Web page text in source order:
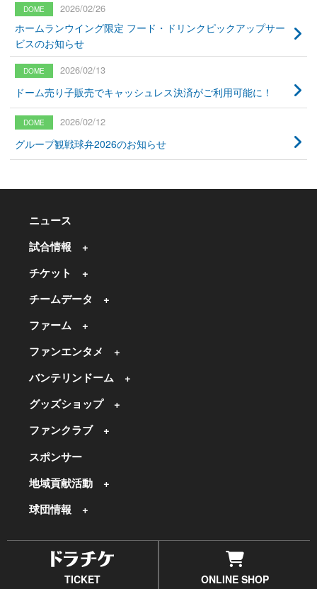
2026/02/26
ホームランウイング限定 フード・ドリンクピックアップサー
ビスのお知らせ
2026/02/13
ドーム売り子販売でキャッシュレス決済がご利用可能に！
2026/02/12
グループ観戦球弁2026のお知らせ
ニュース
試合情報
チケット
チームデータ
ファーム
ファンエンタメ
バンテリンドーム
グッズショップ
ファンクラブ
スポンサー
地域貢献活動
球団情報
TICKET ONLINE SHOP